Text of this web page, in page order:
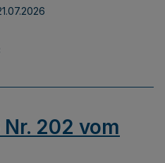
202 vom